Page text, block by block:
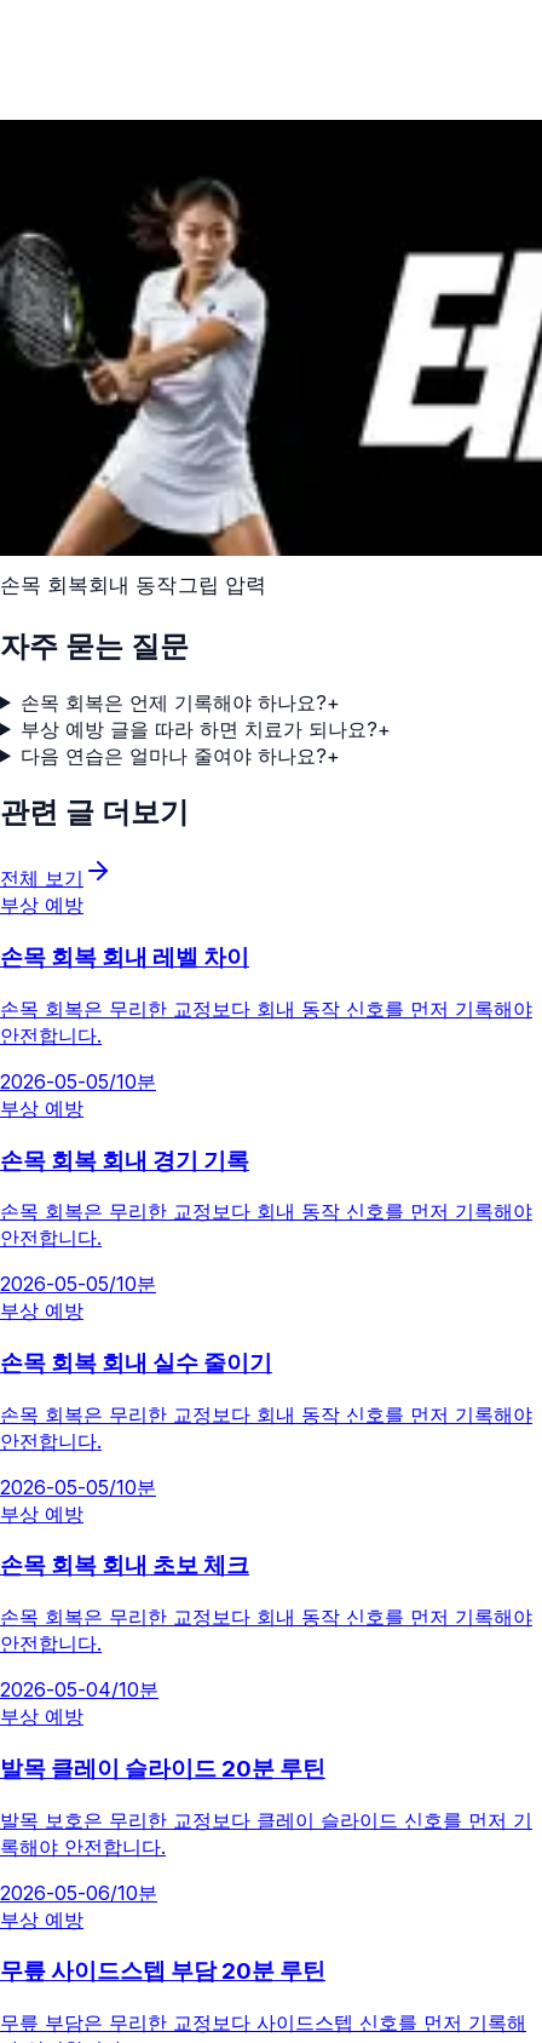
손목 회복회내 동작그립 압력
자주 묻는 질문
손목 회복은 언제 기록해야 하나요?+
부상 예방 글을 따라 하면 치료가 되나요?+
다음 연습은 얼마나 줄여야 하나요?+
관련 글 더보기
전체 보기
부상 예방
손목 회복 회내 레벨 차이
손목 회복은 무리한 교정보다 회내 동작 신호를 먼저 기록해야
안전합니다.
2026-05-05/10분
부상 예방
손목 회복 회내 경기 기록
손목 회복은 무리한 교정보다 회내 동작 신호를 먼저 기록해야
안전합니다.
2026-05-05/10분
부상 예방
손목 회복 회내 실수 줄이기
손목 회복은 무리한 교정보다 회내 동작 신호를 먼저 기록해야
안전합니다.
2026-05-05/10분
부상 예방
손목 회복 회내 초보 체크
손목 회복은 무리한 교정보다 회내 동작 신호를 먼저 기록해야
안전합니다.
2026-05-04/10분
부상 예방
발목 클레이 슬라이드 20분 루틴
발목 보호은 무리한 교정보다 클레이 슬라이드 신호를 먼저 기
록해야 안전합니다.
2026-05-06/10분
부상 예방
무릎 사이드스텝 부담 20분 루틴
무릎 부담은 무리한 교정보다 사이드스텝 신호를 먼저 기록해